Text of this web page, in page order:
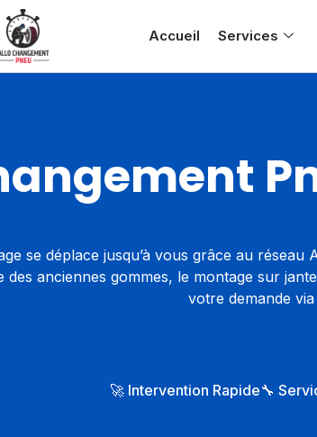
Accueil Services
se déplace jusqu’à vous grâce au
des anciennes gommes, le montage sur
votre demande
🚀 Intervention Rapide🔧